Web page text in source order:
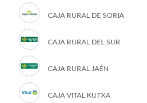
CAJA RURAL DE SORIA
CAJA RURAL DEL SUR
CAJA RURAL JAÉN
CAJA VITAL KUTXA